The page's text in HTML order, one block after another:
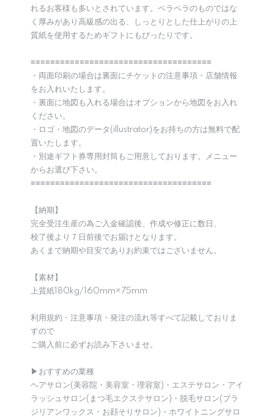
れるお客様も多いとされています。ペラペラのものではな
く厚みがあり高級感の出る、しっとりとした仕上がりの上
質紙を使用するためギフトにもぴったりです。
≡≡≡≡≡≡≡≡≡≡≡≡≡≡≡≡≡≡≡≡≡≡≡≡≡≡≡≡≡≡≡≡≡≡≡≡≡
・両面印刷の場合は裏面にチケットの注意事項・店舗情報
をお入れいたします。
・裏面に地図も入れる場合はオプションから地図をお入れ
ください。
・ロゴ・地図のデータ(illustrator)をお持ちの方は無料で配
置いたします。
・別途ギフト券専用封筒もご用意しております。メニュー
からお選び下さい。
≡≡≡≡≡≡≡≡≡≡≡≡≡≡≡≡≡≡≡≡≡≡≡≡≡≡≡≡≡≡≡≡≡≡≡≡≡
【納期】
完全受注生産の為ご入金確認後、作成や修正に数日、
校了後より７日前後でお届けとなります。
あくまで納期や目安でありお約束ではございません。
【素材】
上質紙180kg/160mm×75mm
利用規約・注意事項・発注の流れ等すべて記載しておりま
すので
ご購入前に必ずお読み下さいませ。
▶︎おすすめの業種
ヘアサロン(美容院・美容室・理容室)・エステサロン・アイ
ラッシュサロン(まつ毛エクステサロン)・脱毛サロン(ブラ
ジリアンワックス・お顔そりサロン)・ホワイトニングサロ